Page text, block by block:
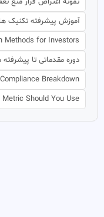
آموزش پیشرفته تکنیک
Methods for Investors
دوره مقدماتی تا
Breakdown
Should You Use